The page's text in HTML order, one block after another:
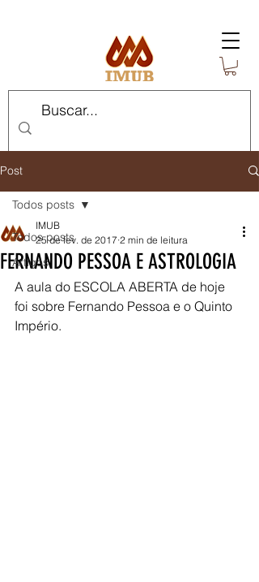
Post
Todos posts
Artigos
Todos posts
FERNANDO PESSOA E ASTROLOGIA
IMUB
25 de fev. de 2017 2 min de leitura
A aula do ESCOLA ABERTA de hoje
foi sobre Fernando Pessoa e o Quinto
Império.